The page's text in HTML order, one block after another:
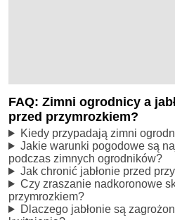
FAQ: Zimni ogrodnicy a
przed przymrozkiem?
Kiedy przypadają zimni
Jakie warunki pogodowe są
podczas zimnych ogrodników?
Jak chronić jabłonie przed
Czy zraszanie nadkoronowe
przymrozkiem?
Dlaczego jabłonie są